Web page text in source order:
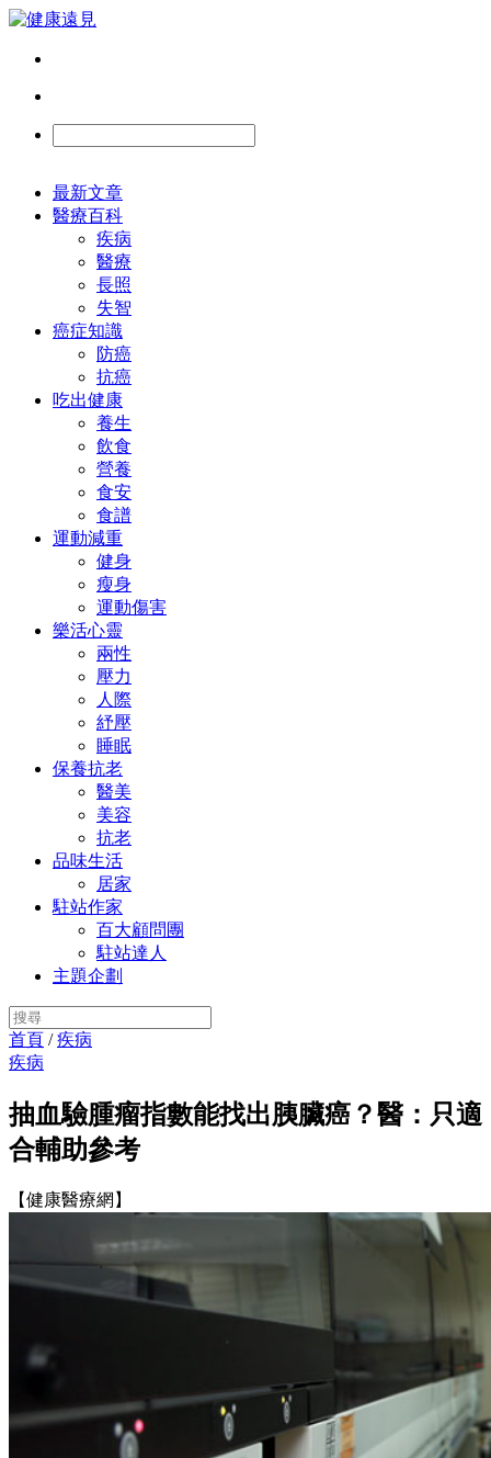
最新文章
醫療百科
疾病
醫療
長照
失智
癌症知識
防癌
抗癌
吃出健康
養生
飲食
營養
食安
食譜
運動減重
健身
瘦身
運動傷害
樂活心靈
兩性
壓力
人際
紓壓
睡眠
保養抗老
醫美
美容
抗老
品味生活
居家
駐站作家
百大顧問團
駐站達人
主題企劃
首頁 /疾病
疾病
抽血驗腫瘤指數能找出胰臟癌？醫：只適
合輔助參考
【健康醫療網】